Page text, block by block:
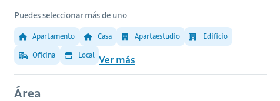
Puedes seleccionar más de uno
Apartamento Casa Apartaestudio Edificio
Oficina Local Ver más
Área